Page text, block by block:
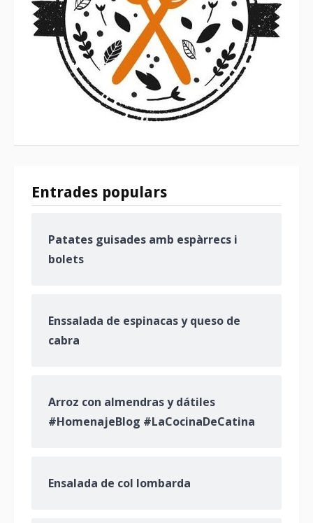
Entrades populars
Patates guisades amb espàrrecs i
bolets
Enssalada de espinacas y queso de
cabra
Arroz con almendras y dátiles
#HomenajeBlog #LaCocinaDeCatina
Ensalada de col lombarda